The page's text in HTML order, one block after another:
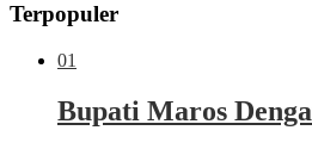
Terpopuler
01
Bupati Maros